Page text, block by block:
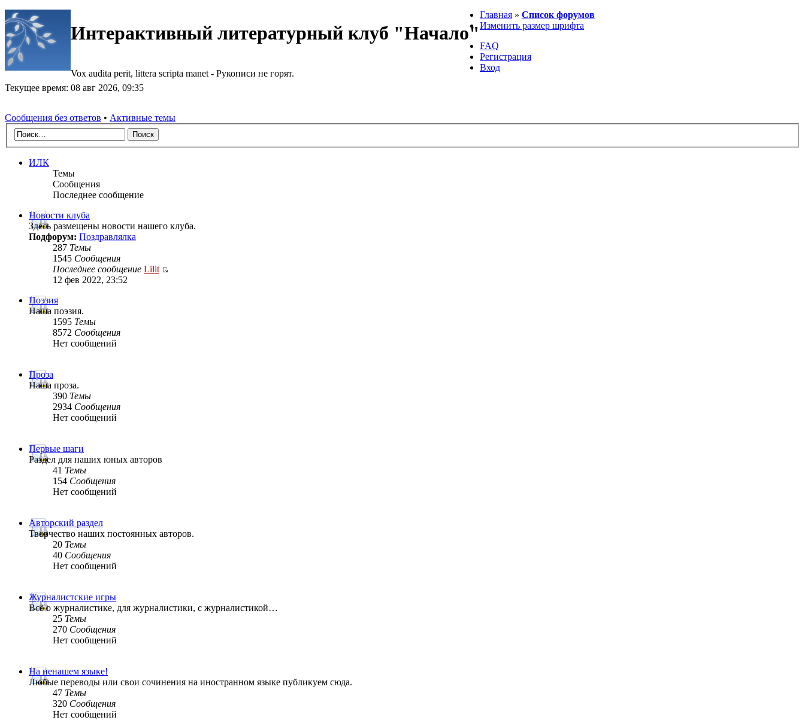
Интерактивный литературный клуб "Начало"
Vox audita perit, littera scripta manet - Рукописи не горят.
Главная » Список форумов
Изменить размер шрифта
FAQ
Регистрация
Вход
Текущее время: 08 авг 2026, 09:35
Сообщения без ответов • Активные темы
ИЛК
Темы
Сообщения
Последнее сообщение
Новости клуба
Здесь размещены новости нашего клуба.
Подфорум: Поздравлялка
287 Темы
1545 Сообщения
Последнее сообщение Lilit
12 фев 2022, 23:52
Поэзия
Наша поэзия.
1595 Темы
8572 Сообщения
Нет сообщений
Проза
Наша проза.
390 Темы
2934 Сообщения
Нет сообщений
Первые шаги
Раздел для наших юных авторов
41 Темы
154 Сообщения
Нет сообщений
Авторский раздел
Творчество наших постоянных авторов.
20 Темы
40 Сообщения
Нет сообщений
Журналистские игры
Всё о журналистике, для журналистики, с журналистикой…
25 Темы
270 Сообщения
Нет сообщений
На ненашем языке!
Любые переводы или свои сочинения на иностранном языке публикуем сюда.
47 Темы
320 Сообщения
Нет сообщений